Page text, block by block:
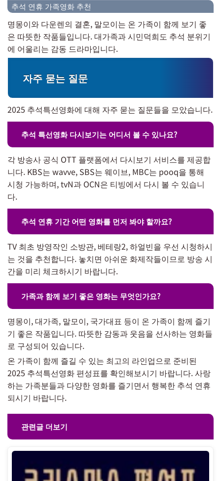
추석 연휴 가족영화 추천
명몽이와 다운렌의 결혼, 말모이는 온 가족이 함께 보기 좋
은 따뜻한 작품들입니다. 대가족과 시민덕희도 추석 분위기
에 어울리는 감동 드라마입니다.
자주 묻는 질문
2025 추석특선영화에 대해 자주 묻는 질문들을 모았습니다.
추석 특선영화 다시보기는 어디서 볼 수 있나요?
각 방송사 공식 OTT 플랫폼에서 다시보기 서비스를 제공합
니다. KBS는 wavve, SBS는 웨이브, MBC는 pooq을 통해
시청 가능하며, tvN과 OCN은 티빙에서 다시 볼 수 있습니
다.
추석 연휴 기간 어떤 영화를 먼저 봐야 할까요?
TV 최초 방영작인 소방관, 베테랑2, 하얼빈을 우선 시청하시
는 것을 추천합니다. 놓치면 아쉬운 화제작들이므로 방송 시
간을 미리 체크하시기 바랍니다.
가족과 함께 보기 좋은 영화는 무엇인가요?
명몽이, 대가족, 말모이, 국가대표 등이 온 가족이 함께 즐기
기 좋은 작품입니다. 따뜻한 감동과 웃음을 선사하는 영화들
로 구성되어 있습니다.
온 가족이 함께 즐길 수 있는 최고의 라인업으로 준비된
2025 추석특선영화 편성표를 확인해보시기 바랍니다. 사랑
하는 가족분들과 다양한 영화를 즐기면서 행복한 추석 연휴
되시기 바랍니다.
관련글 더보기